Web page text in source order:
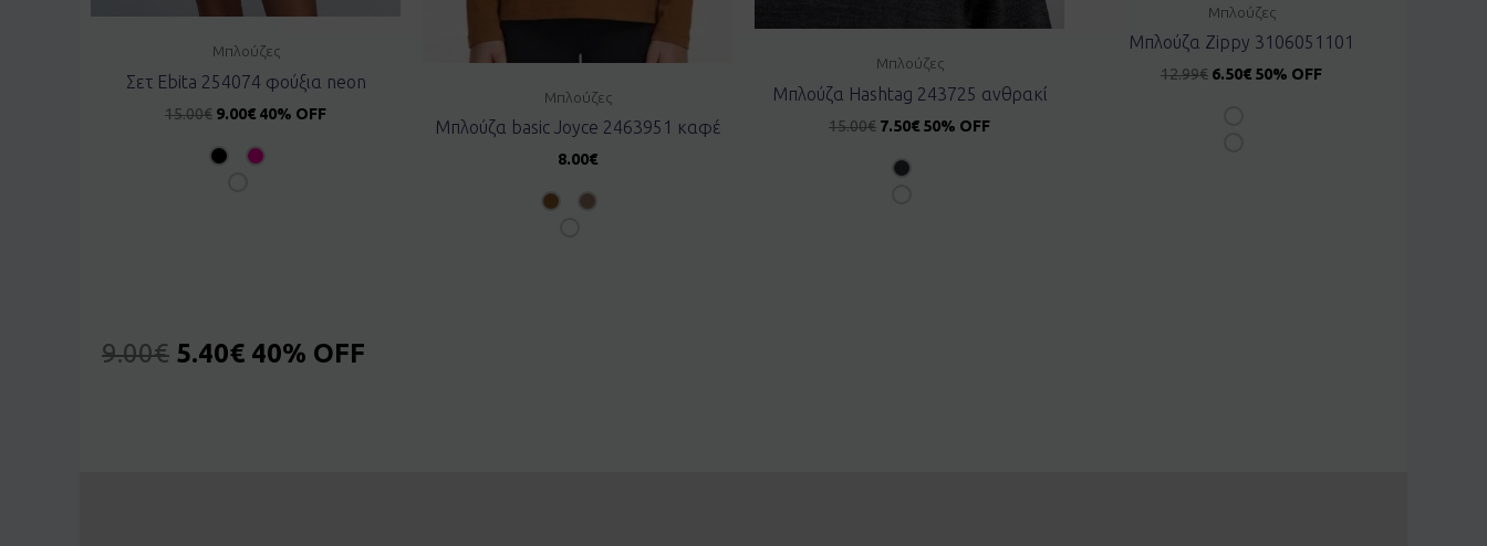
Μπλούζες
Σετ Ebita 254074 φούξια neon
15.00€ 9.00€ 40% OFF
Μπλούζες
Μπλούζα basic Joyce 2463951 καφέ
8.00€
Μπλούζες
Μπλούζα Hashtag 243725 ανθρακί
15.00€ 7.50€ 50% OFF
Μπλούζες
Μπλούζα Zippy 3106051101
12.99€ 6.50€ 50% OFF
9.00€ 5.40€ 40% OFF